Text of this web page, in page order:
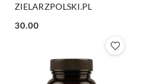
ZIELARZPOLSKI.PL
Cena:
30.00